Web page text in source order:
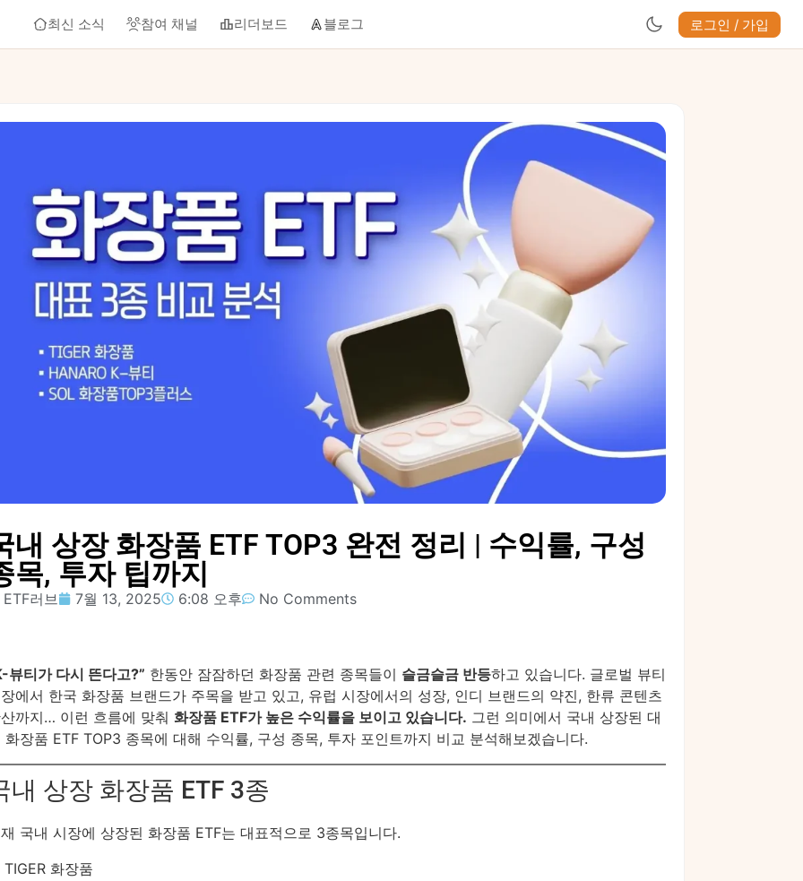
최신 소식 참여 채널 리더보드 블로그 로그인 / 가입
내 상장 화장품 ETF TOP3 완전 정리 | 수익률, 구성
목, 투자 팁까지
ETF러브 7월 13, 2025 6:08 오후 No Comments
뷰티가 다시 뜬다고?” 한동안 잠잠하던 화장품 관련 종목들이 슬금슬금 반등하고 있습니다. 글로벌 뷰티
에서 한국 화장품 브랜드가 주목을 받고 있고, 유럽 시장에서의 성장, 인디 브랜드의 약진, 한류 콘텐츠
까지… 이런 흐름에 맞춰 화장품 ETF가 높은 수익률을 보이고 있습니다. 그런 의미에서 국내 상장된 대
화장품 ETF TOP3 종목에 대해 수익률, 구성 종목, 투자 포인트까지 비교 분석해보겠습니다.
내 상장 화장품 ETF 3종
국내 시장에 상장된 화장품 ETF는 대표적으로 3종목입니다.
TIGER 화장품